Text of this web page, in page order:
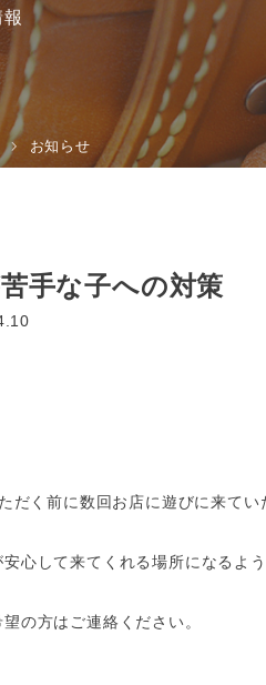
お知らせ
手な子への対策
く前に数回お店に遊びに来てい
心して来てくれる場所になるよ
の方はご連絡ください。